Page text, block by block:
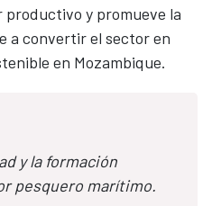
productivo y promueve la
a convertir el sector en
en Mozambique.
y la formación
pesquero marítimo.